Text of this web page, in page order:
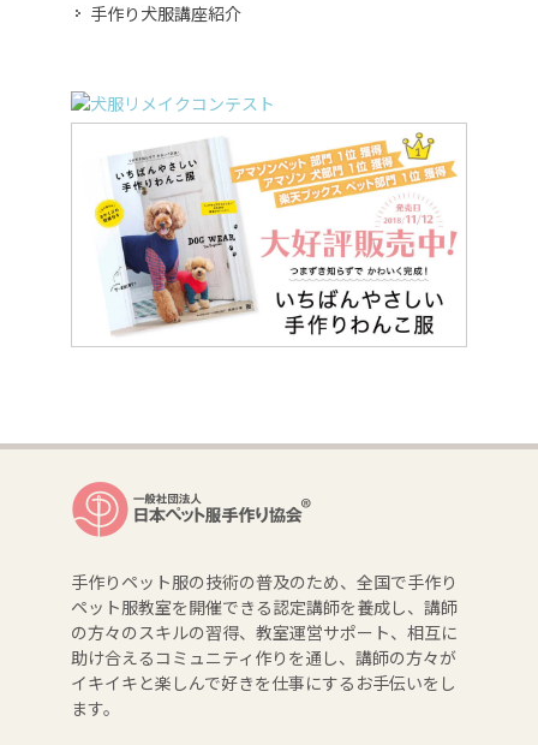
手作り犬服講座紹介
手作りペット服の技術の普及のため、全国で手作り
ペット服教室を開催できる認定講師を養成し、講師
の方々のスキルの習得、教室運営サポート、相互に
助け合えるコミュニティ作りを通し、講師の方々が
イキイキと楽しんで好きを仕事にするお手伝いをし
ます。